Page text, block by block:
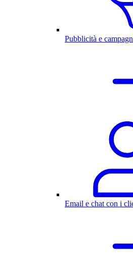
Pubblicità e
Email e chat con i